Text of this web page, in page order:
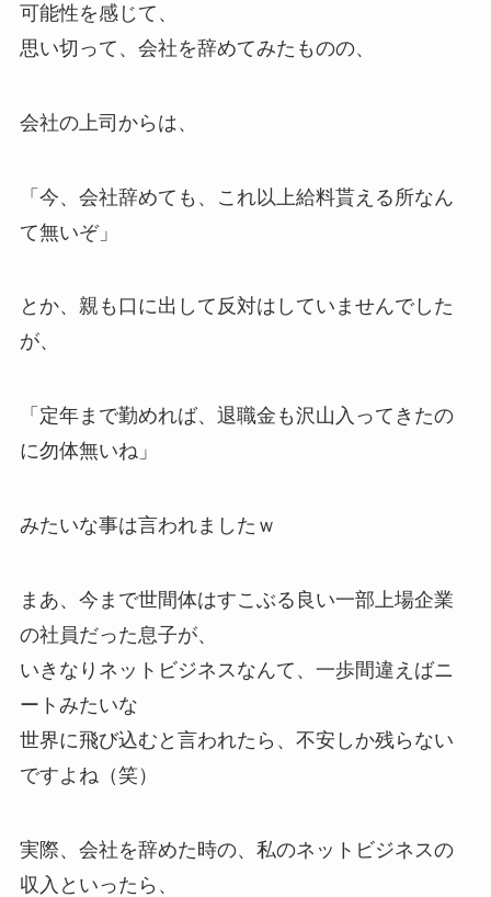
可能性を感じて、
思い切って、会社を辞めてみたものの、
会社の上司からは、
「今、会社辞めても、これ以上給料貰える所なん
て無いぞ」
とか、親も口に出して反対はしていませんでした
が、
「定年まで勤めれば、退職金も沢山入ってきたの
に勿体無いね」
みたいな事は言われましたｗ
まあ、今まで世間体はすこぶる良い一部上場企業
の社員だった息子が、
いきなりネットビジネスなんて、一歩間違えばニ
ートみたいな
世界に飛び込むと言われたら、不安しか残らない
ですよね（笑）
実際、会社を辞めた時の、私のネットビジネスの
収入といったら、